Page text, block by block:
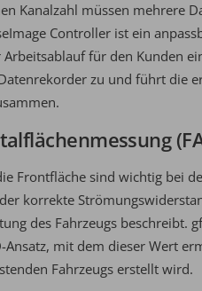
Kanalzahl müssen mehrere
Controller ist ein
für den Kunden
zu und führt die
Frontfläche sind wichtig bei
korrekte
des Fahrzeugs beschreibt.
Ansatz, mit dem dieser Wert
Fahrzeugs erstellt wird.